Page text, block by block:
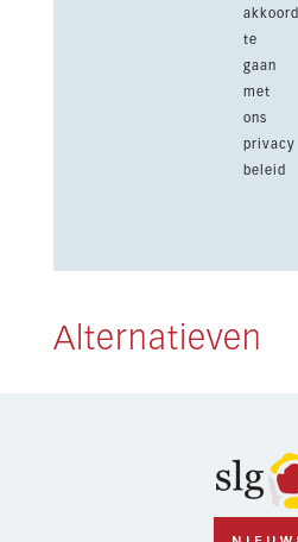
akkoord
te
gaan
met
ons
privacy
beleid
Alternatieven